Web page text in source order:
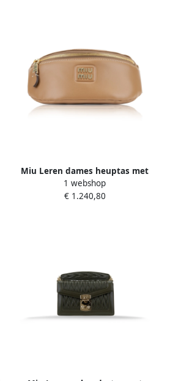
Miu Leren dames heuptas met
rits Beige Dames
1 webshop
€ 1.240,80